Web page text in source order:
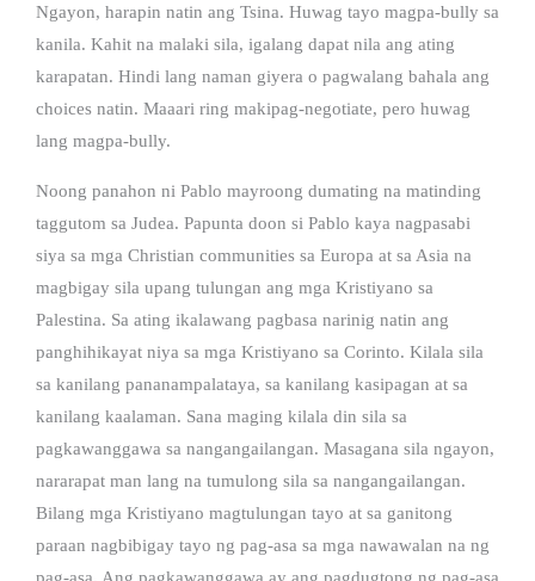
Ngayon, harapin natin ang Tsina. Huwag tayo magpa-bully sa
kanila. Kahit na malaki sila, igalang dapat nila ang ating
karapatan. Hindi lang naman giyera o pagwalang bahala ang
choices natin. Maaari ring makipag-negotiate, pero huwag
lang magpa-bully.
Noong panahon ni Pablo mayroong dumating na matinding
taggutom sa Judea. Papunta doon si Pablo kaya nagpasabi
siya sa mga Christian communities sa Europa at sa Asia na
magbigay sila upang tulungan ang mga Kristiyano sa
Palestina. Sa ating ikalawang pagbasa narinig natin ang
panghihikayat niya sa mga Kristiyano sa Corinto. Kilala sila
sa kanilang pananampalataya, sa kanilang kasipagan at sa
kanilang kaalaman. Sana maging kilala din sila sa
pagkawanggawa sa nangangailangan. Masagana sila ngayon,
nararapat man lang na tumulong sila sa nangangailangan.
Bilang mga Kristiyano magtulungan tayo at sa ganitong
paraan nagbibigay tayo ng pag-asa sa mga nawawalan na ng
pag-asa. Ang pagkawanggawa ay ang pagdugtong ng pag-asa